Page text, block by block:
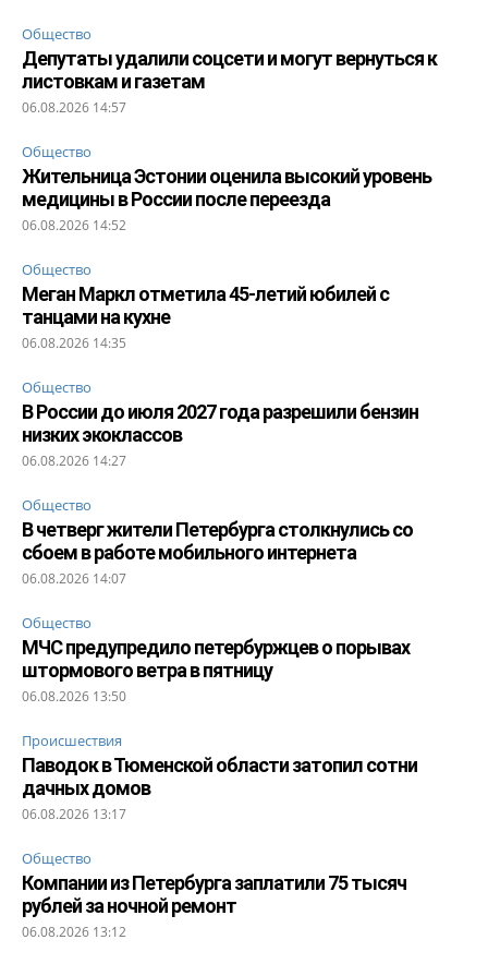
Общество
Депутаты удалили соцсети и могут вернуться к
листовкам и газетам
06.08.2026 14:57
Общество
Жительница Эстонии оценила высокий уровень
медицины в России после переезда
06.08.2026 14:52
Общество
Меган Маркл отметила 45-летий юбилей с
танцами на кухне
06.08.2026 14:35
Общество
В России до июля 2027 года разрешили бензин
низких экоклассов
06.08.2026 14:27
Общество
В четверг жители Петербурга столкнулись со
сбоем в работе мобильного интернета
06.08.2026 14:07
Общество
МЧС предупредило петербуржцев о порывах
штормового ветра в пятницу
06.08.2026 13:50
Происшествия
Паводок в Тюменской области затопил сотни
дачных домов
06.08.2026 13:17
Общество
Компании из Петербурга заплатили 75 тысяч
рублей за ночной ремонт
06.08.2026 13:12